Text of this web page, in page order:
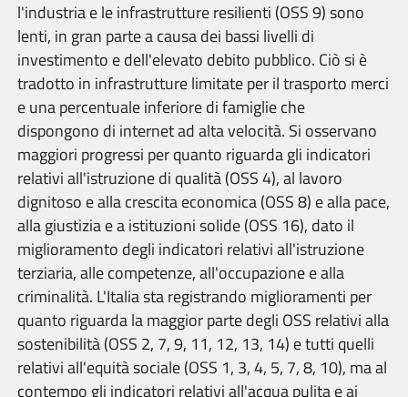
l'industria e le infrastrutture resilienti (OSS 9) sono
lenti, in gran parte a causa dei bassi livelli di
investimento e dell'elevato debito pubblico. Ciò si è
tradotto in infrastrutture limitate per il trasporto merci
e una percentuale inferiore di famiglie che
dispongono di internet ad alta velocità. Si osservano
maggiori progressi per quanto riguarda gli indicatori
relativi all'istruzione di qualità (OSS 4), al lavoro
dignitoso e alla crescita economica (OSS 8) e alla pace,
alla giustizia e a istituzioni solide (OSS 16), dato il
miglioramento degli indicatori relativi all'istruzione
terziaria, alle competenze, all'occupazione e alla
criminalità. L'Italia sta registrando miglioramenti per
quanto riguarda la maggior parte degli OSS relativi alla
sostenibilità (OSS 2, 7, 9, 11, 12, 13, 14) e tutti quelli
relativi all'equità sociale (OSS 1, 3, 4, 5, 7, 8, 10), ma al
contempo gli indicatori relativi all'acqua pulita e ai